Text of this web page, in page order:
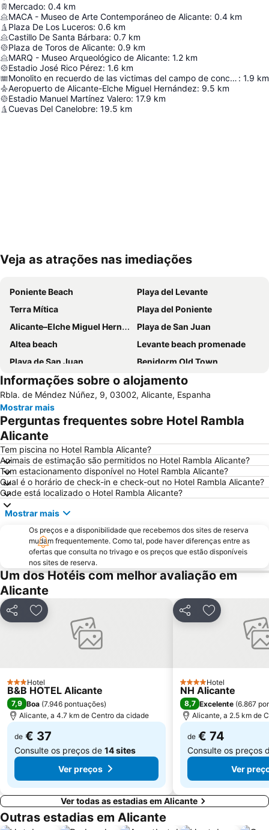
Mercado: 0.4 km
MACA - Museo de Arte Contemporáneo de Alicante: 0.4 km
Plaza De Los Luceros: 0.6 km
Castillo De Santa Bárbara: 0.7 km
Plaza de Toros de Alicante: 0.9 km
MARQ - Museo Arqueológico de Alicante: 1.2 km
Estadio José Rico Pérez: 1.6 km
Monolito en recuerdo de las victimas del campo de concentración de Los Almendros : 1.9 km
Aeropuerto de Alicante-Elche Miguel Hernández: 9.5 km
Estadio Manuel Martínez Valero: 17.9 km
Cuevas Del Canelobre: 19.5 km
Ampliar mapa
Veja as atrações nas imediações
Poniente Beach
Playa del Levante
Terra Mítica
Playa del Poniente
Alicante–Elche Miguel Hernández Airport
Playa de San Juan
Altea beach
Levante beach promenade
Playa de San Juan
Benidorm Old Town
Benidorm Palace
El Postiguet
Estación de autobuses
Centro
Isla de Benidorm
Marina de Alicante
Festilandia
Platja de La Cala de Finestrat
Playa de la Ermita
Avenida Jaime I
Centro
Aqua Natura
Comunidad Valenciana day
Gran Playa
Varadero
Isla de Tabarca
Raco de Loix
Torrellano
Ermita de Sanz
Casino Mediterráneo
Campoamor
Parc d'Elx
Mercado
Cala Mal Pas
Albufereta
Arenals del Sol
Calas Santa Pola del Este
Balcony of the Mediterranean
Punta Prima
Informações sobre o alojamento
Rbla. de Méndez Núñez, 9, 03002, Alicante, Espanha
Mostrar mais
Perguntas frequentes sobre Hotel Rambla
Alicante
Tem piscina no Hotel Rambla Alicante?
Animais de estimação são permitidos no Hotel Rambla Alicante?
Tem estacionamento disponível no Hotel Rambla Alicante?
Qual é o horário de check-in e check-out no Hotel Rambla Alicante?
Onde está localizado o Hotel Rambla Alicante?
Mostrar mais
Os preços e a disponibilidade que recebemos dos sites de reserva
mudam frequentemente. Como tal, pode haver diferenças entre as
ofertas que consulta no trivago e os preços que estão disponíveis
nos sites de reserva.
Um dos Hotéis com melhor avaliação em
Alicante
PartilharAdicionar aos favoritos
3 Estrelas
Hotel
B&B HOTEL Alicante
7,9 Boa (7.946 pontuações)
Alicante, a 4.7 km de Centro da cidade
de € 37
Consulte os preços de 14 sites
Ver preços
PartilharAdicionar
4 Estrelas
Hotel
NH Alicante
8,7 Excelente (6.867
Alicante, a 2.5 km de
de € 74
Consulte os preços
Ver
Ver todas as estadias em Alicante
Outras estadias em Alicante